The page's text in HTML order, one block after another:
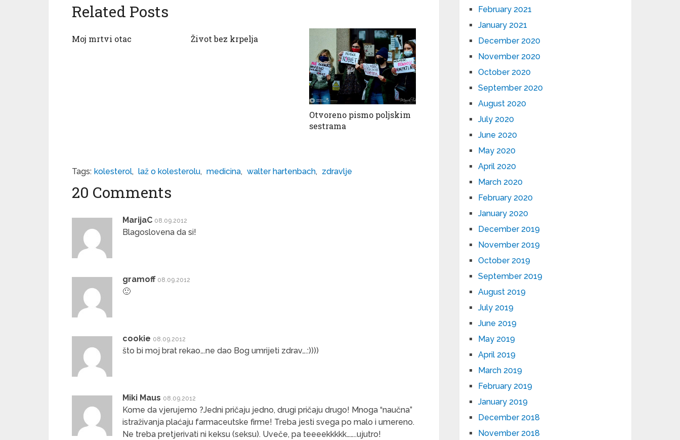
Related Posts
Moj mrtvi otac Život bez krpelja
Otvoreno pismo poljskim
sestrama
Tags: kolesterol, laž o kolesterolu, medicina, walter hartenbach, zdravlje
20 Comments
MarijaC 08.09.2012
Blagoslovena da si!
gramoff 08.09.2012
🙂
cookie 08.09.2012
što bi moj brat rekao….ne dao Bog umrijeti zdrav….:))))
Miki Maus 08.09.2012
Kome da vjerujemo ?Jedni pričaju jedno, drugi pričaju drugo! Mnoga “naučna”
istraživanja plaćaju farmaceutske firme! Treba jesti svega po malo i umereno.
Ne treba pretjerivati ni keksu (seksu). Uveče, pa teeeekkkkk……..ujutro!
February 2021
January 2021
December 2020
November 2020
October 2020
September 2020
August 2020
July 2020
June 2020
May 2020
April 2020
March 2020
February 2020
January 2020
December 2019
November 2019
October 2019
September 2019
August 2019
July 2019
June 2019
May 2019
April 2019
March 2019
February 2019
January 2019
December 2018
November 2018